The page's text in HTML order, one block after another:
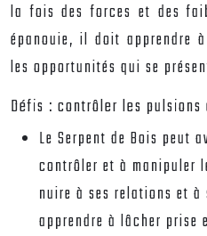
la fois des forces et des
épanouie, il doit apprendre
les opportunités qui se
Défis : contrôler les pulsions
Le Serpent de Bois peut
contrôler et à manipuler
nuire à ses relations et
apprendre à lâcher prise